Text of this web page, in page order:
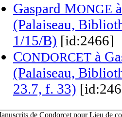
Gaspard MONGE
(Palaiseau,
1/15/B) [id:2466]
CONDORCET à
(Palaiseau,
23.7, f. 33)
de Condorcet pour Lieu de